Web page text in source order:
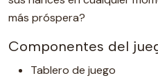
más próspera?
Componentes del
Tablero de juego